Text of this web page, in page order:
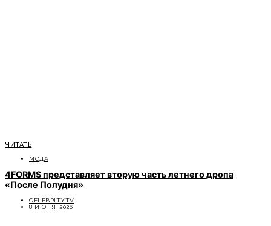
ЧИТАТЬ
МОДА
4FORMS представляет вторую часть летнего дропа
«После Полудня»
CELEBRITYTV
8 ИЮНЯ, 2026